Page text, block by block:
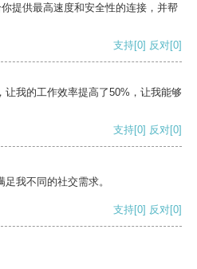
提供最高速度和安全性的连接，并帮
支持[0] 反对[0]
让我的工作效率提高了50%，让我能够
支持[0] 反对[0]
我不同的社交需求。
支持[0] 反对[0]